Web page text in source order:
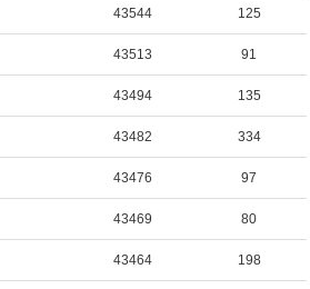
Фототоп
Видеотоп
43544 125
43513 91
43494 135
43482 334
43476 97
43469 80
43464 198